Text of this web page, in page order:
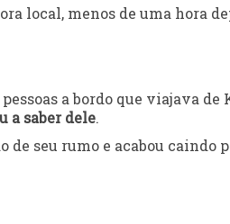
local, menos de uma hora
a bordo que viajava de
a saber dele.
seu rumo e acabou caindo